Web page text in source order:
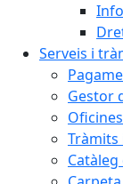
Serveis i
Gestor
Tràmits
Catàleg